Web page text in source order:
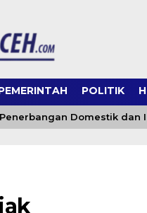
POLITIK
Domestik dan